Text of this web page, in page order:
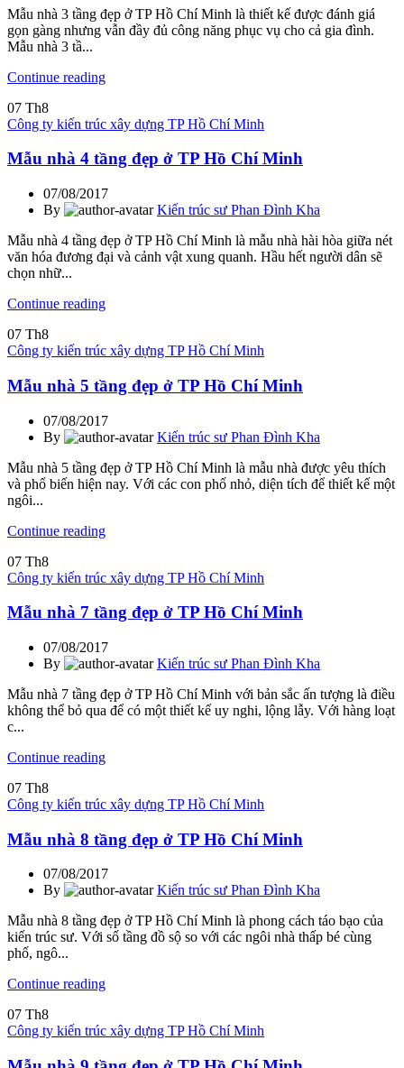
Mẫu nhà 3 tầng đẹp ở TP Hồ Chí Minh là thiết kế được đánh giá
gọn gàng nhưng vẫn đầy đủ công năng phục vụ cho cả gia đình.
Mẫu nhà 3 tầ...
Continue reading
07 Th8
Công ty kiến trúc xây dựng TP Hồ Chí Minh
Mẫu nhà 4 tầng đẹp ở TP Hồ Chí Minh
07/08/2017
By
Kiến trúc sư Phan Đình Kha
Mẫu nhà 4 tầng đẹp ở TP Hồ Chí Minh là mẫu nhà hài hòa giữa nét
văn hóa đương đại và cảnh vật xung quanh. Hầu hết người dân sẽ
chọn nhữ...
Continue reading
07 Th8
Công ty kiến trúc xây dựng TP Hồ Chí Minh
Mẫu nhà 5 tầng đẹp ở TP Hồ Chí Minh
07/08/2017
By
Kiến trúc sư Phan Đình Kha
Mẫu nhà 5 tầng đẹp ở TP Hồ Chí Minh là mẫu nhà được yêu thích
và phổ biến hiện nay. Với các con phố nhỏ, diện tích để thiết kế một
ngôi...
Continue reading
07 Th8
Công ty kiến trúc xây dựng TP Hồ Chí Minh
Mẫu nhà 7 tầng đẹp ở TP Hồ Chí Minh
07/08/2017
By
Kiến trúc sư Phan Đình Kha
Mẫu nhà 7 tầng đẹp ở TP Hồ Chí Minh với bản sắc ấn tượng là điều
không thể bỏ qua để có một thiết kế uy nghi, lộng lẫy. Với hàng loạt
c...
Continue reading
07 Th8
Công ty kiến trúc xây dựng TP Hồ Chí Minh
Mẫu nhà 8 tầng đẹp ở TP Hồ Chí Minh
07/08/2017
By
Kiến trúc sư Phan Đình Kha
Mẫu nhà 8 tầng đẹp ở TP Hồ Chí Minh là phong cách táo bạo của
kiến trúc sư. Với số tầng đồ sộ so với các ngôi nhà thấp bé cùng
phố, ngô...
Continue reading
07 Th8
Công ty kiến trúc xây dựng TP Hồ Chí Minh